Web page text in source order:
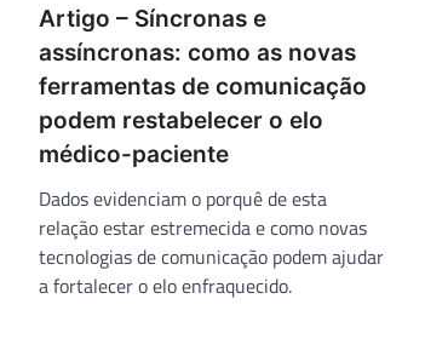
Artigo – Síncronas e
assíncronas: como as novas
ferramentas de comunicação
podem restabelecer o elo
médico-paciente
Dados evidenciam o porquê de esta
relação estar estremecida e como novas
tecnologias de comunicação podem ajudar
a fortalecer o elo enfraquecido.